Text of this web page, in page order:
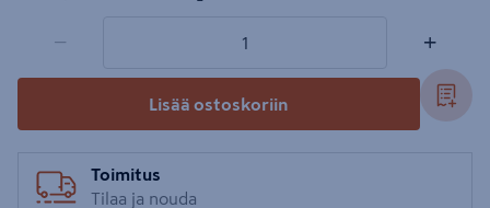
− +
Lisää ostoskoriin
Toimitus
Tilaa ja nouda